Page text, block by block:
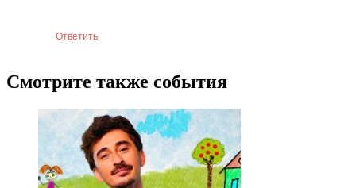
Ответить
Смотрите также события